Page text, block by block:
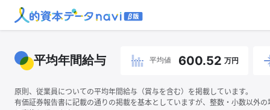
平均年間給与 平均値 600.52 万円
原則、従業員についての平均年間給与（賞与を含む）を掲載しています。
有価証券報告書に記載の通りの掲載を基本としていますが、整数・小数以外